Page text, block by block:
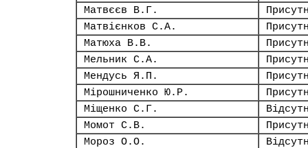
Матвєєв В.Г.
Матвієнков С.А.
Матюха В.В.
Мельник С.А.
Мендусь Я.П.
Мірошниченко Ю.Р.
Міщенко С.Г.
Момот С.В.
Мороз О.О.